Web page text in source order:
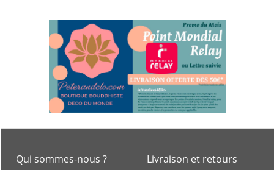
Livraison et retours
Qui sommes-nous ?